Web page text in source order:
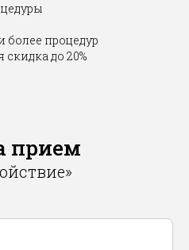
более процедур
скидка до 20%
прием